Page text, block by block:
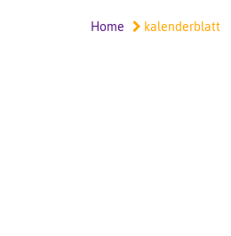
Home kalenderblatt